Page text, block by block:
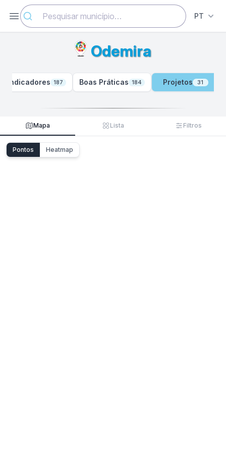
Abrir menu PT
Odemira
Indicadores 187 Boas Práticas 184 Projetos 31
Mapa Lista Filtros
Pontos Heatmap